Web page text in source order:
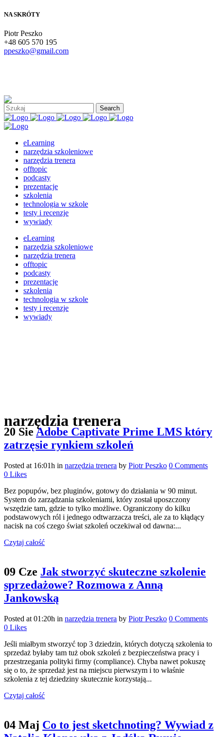
NA SKRÓTY
Piotr Peszko
+48 605 570 195
ppeszko@gmail.com
eLearning
narzędzia szkoleniowe
narzędzia trenera
offtopic
podcasty
prezentacje
szkolenia
technologia w szkole
testy i recenzje
wywiady
eLearning
narzędzia szkoleniowe
narzędzia trenera
offtopic
podcasty
prezentacje
szkolenia
technologia w szkole
testy i recenzje
wywiady
narzędzia trenera
20 Sie Adobe Captivate Prime LMS który
zatrzęsie rynkiem szkoleń
Posted at 16:01h in narzędzia trenera by Piotr Peszko 0 Comments
0 Likes
Bez popupów, bez pluginów, gotowy do działania w 90 minut.
System do zarządzania szkoleniami, który został uposzczony
wszędzie tam, gdzie to tylko możliwe. Ograniczony do kilku
podstawowych ról i jednego odtwarzacza treści, ale za to kłądący
nacisk na coś czego świat szkoleń oczekiwał od dawna:...
Czytaj całość
09 Cze Jak stworzyć skuteczne szkolenie
sprzedażowe? Rozmowa z Anną
Jankowską
Posted at 01:20h in narzędzia trenera by Piotr Peszko 0 Comments
0 Likes
Jeśli miałbym stworzyć top 3 dziedzin, których dotyczą szkolenia to
sprzedaż byłaby tam tuż obok szkoleń z bezpieczeństwa pracy i
przestrzegania polityki firmy (compliance). Chyba nawet pokuszę
się o to, że sprzedaż jest na miejscu pierwszym i to właśnie
szkolenia z tej dziedziny skutecznie korzystają...
Czytaj całość
04 Maj Co to jest sketchnoting? Wywiad z